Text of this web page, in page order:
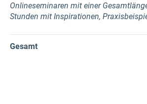
Onlineseminaren mit einer
Stunden mit Inspirationen,
Gesamt